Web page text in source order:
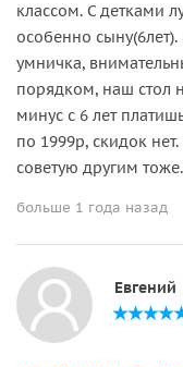
классом. С детками
особенно
умничка,
порядком, наш стол
минус с 6 лет
по 1999р, скидок
советую другим
больше 1 года назад
Евгений